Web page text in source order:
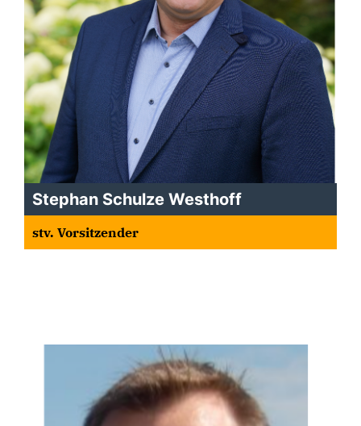
Stephan Schulze Westhoff
stv. Vorsitzender